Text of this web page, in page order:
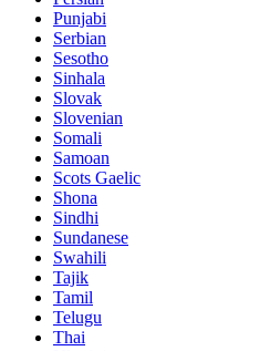
Punjabi
Serbian
Sesotho
Sinhala
Slovak
Slovenian
Somali
Samoan
Scots Gaelic
Shona
Sindhi
Sundanese
Swahili
Tajik
Tamil
Telugu
Thai